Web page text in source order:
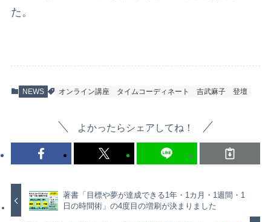
た。
NEWS オンライン講座 タイムコーディネート 吉武麻子 登壇
よかったらシェアしてね！
著書「目標や夢が達成できる1年・1カ月・1週間・1
日の時間術」の4度目の増刷が決まりました